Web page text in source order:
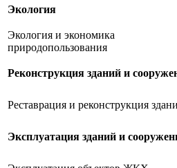
Экология
Экология и экономика
природопользования
Реконструкция зданий и
Реставрация и реконструкция
Эксплуатация зданий и